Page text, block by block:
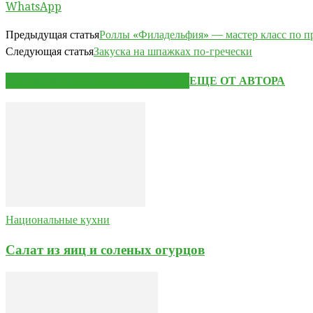
WhatsApp
Предыдущая статьяРоллы «Филадельфия» — мастер класс по
Следующая статьяЗакуска на шпажках по-гречески
ЕЩЕ ОТ АВТОРА
Национальные кухни
Салат из яиц и соленых огурцов